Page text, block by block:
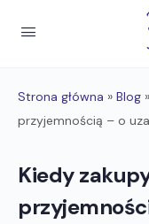
Strona główna » Blog »
przyjemnością – o
Kiedy